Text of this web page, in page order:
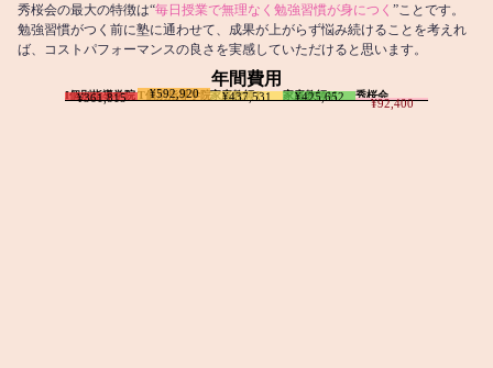
秀桜会の最大の特徴は“毎日授業で無理なく勉強習慣が身につく ”ことです。
勉強習慣がつく前に塾に通わせて、成果が上がらず悩み続けることを考えれ
ば、コストパフォーマンスの良さを実感していただけると思います。
年間費用
I個別指導学院
¥361,815 T個別指導学院
¥592,920 家庭教師T
¥437,531 家庭教師M
¥425,652 秀桜会
¥92,400